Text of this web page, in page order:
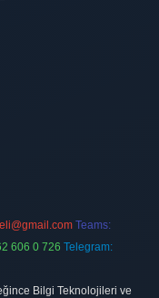
Teams:
606 0 726 Telegram:
Bilgi Teknolojileri ve